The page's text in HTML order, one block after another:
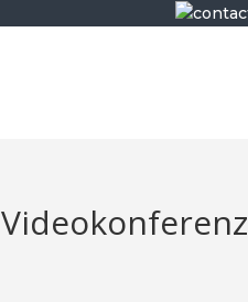
Videokonferenz